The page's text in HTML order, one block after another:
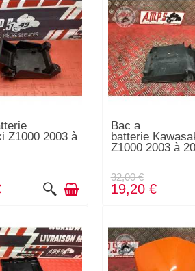
Z1000 2003 à
Bac a
batterie
Z1000 2003 à
32,00 €
19,20 €